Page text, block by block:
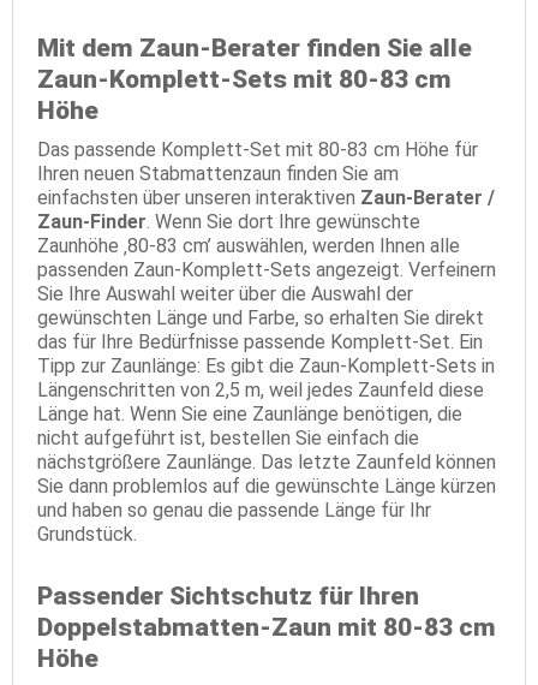
Mit dem Zaun-Berater finden Sie alle
Zaun-Komplett-Sets mit 80-83 cm
Höhe
Das passende Komplett-Set mit 80-83 cm Höhe für
Ihren neuen Stabmattenzaun finden Sie am
einfachsten über unseren interaktiven Zaun-Berater /
Zaun-Finder. Wenn Sie dort Ihre gewünschte
Zaunhöhe ‚80-83 cm’ auswählen, werden Ihnen alle
passenden Zaun-Komplett-Sets angezeigt. Verfeinern
Sie Ihre Auswahl weiter über die Auswahl der
gewünschten Länge und Farbe, so erhalten Sie direkt
das für Ihre Bedürfnisse passende Komplett-Set. Ein
Tipp zur Zaunlänge: Es gibt die Zaun-Komplett-Sets in
Längenschritten von 2,5 m, weil jedes Zaunfeld diese
Länge hat. Wenn Sie eine Zaunlänge benötigen, die
nicht aufgeführt ist, bestellen Sie einfach die
nächstgrößere Zaunlänge. Das letzte Zaunfeld können
Sie dann problemlos auf die gewünschte Länge kürzen
und haben so genau die passende Länge für Ihr
Grundstück.
Passender Sichtschutz für Ihren
Doppelstabmatten-Zaun mit 80-83 cm
Höhe